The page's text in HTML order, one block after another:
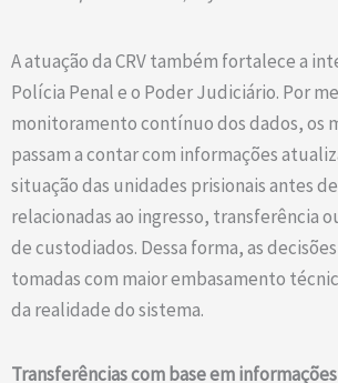
A atuação da CRV também fortalece a
Polícia Penal e o Poder Judiciário. Por
monitoramento contínuo dos dados, os
passam a contar com informações
situação das unidades prisionais antes
relacionadas ao ingresso, transferência
de custodiados. Dessa forma, as
tomadas com maior embasamento
da realidade do sistema.
Transferências com base em